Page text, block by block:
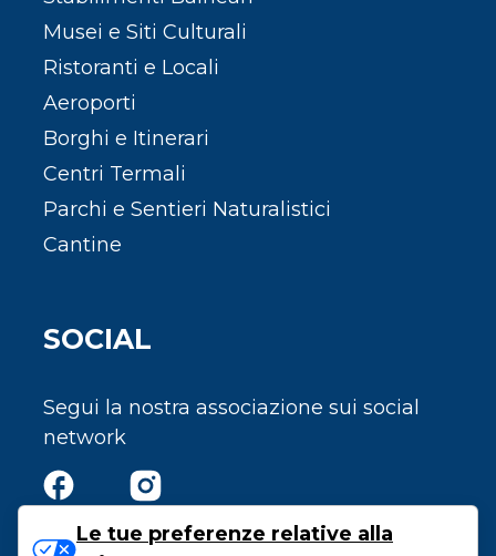
Musei e Siti Culturali
Ristoranti e Locali
Aeroporti
Borghi e Itinerari
Centri Termali
Parchi e Sentieri Naturalistici
Cantine
SOCIAL
Segui la nostra associazione sui social
network
Le tue preferenze relative alla